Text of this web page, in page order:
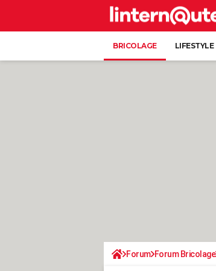
BRICOLAGE LIFESTYLE
Forum Forum Bricolage